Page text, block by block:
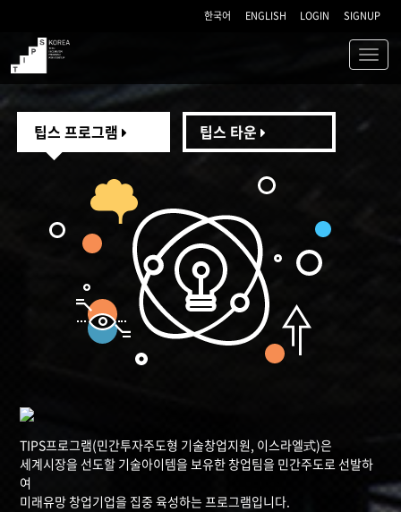
한국어 ENGLISH LOGIN SIGNUP
TIPS
팁스 프로그램 팁스 타운
TIPS프로그램(민간투자주도형 기술창업지원, 이스라엘式)은
세계시장을 선도할 기술아이템을 보유한 창업팀을 민간주도로 선발하
여
미래유망 창업기업을 집중 육성하는 프로그램입니다.